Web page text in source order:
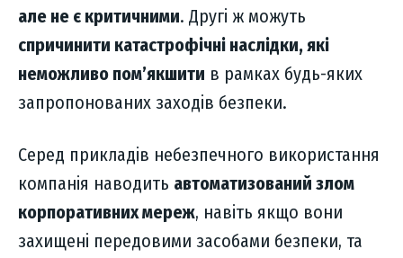
але не є критичними. Другі ж можуть
спричинити катастрофічні наслідки, які
неможливо пом’якшити в рамках будь-яких
запропонованих заходів безпеки.
Серед прикладів небезпечного використання
компанія наводить автоматизований злом
корпоративних мереж, навіть якщо вони
захищені передовими засобами безпеки, та